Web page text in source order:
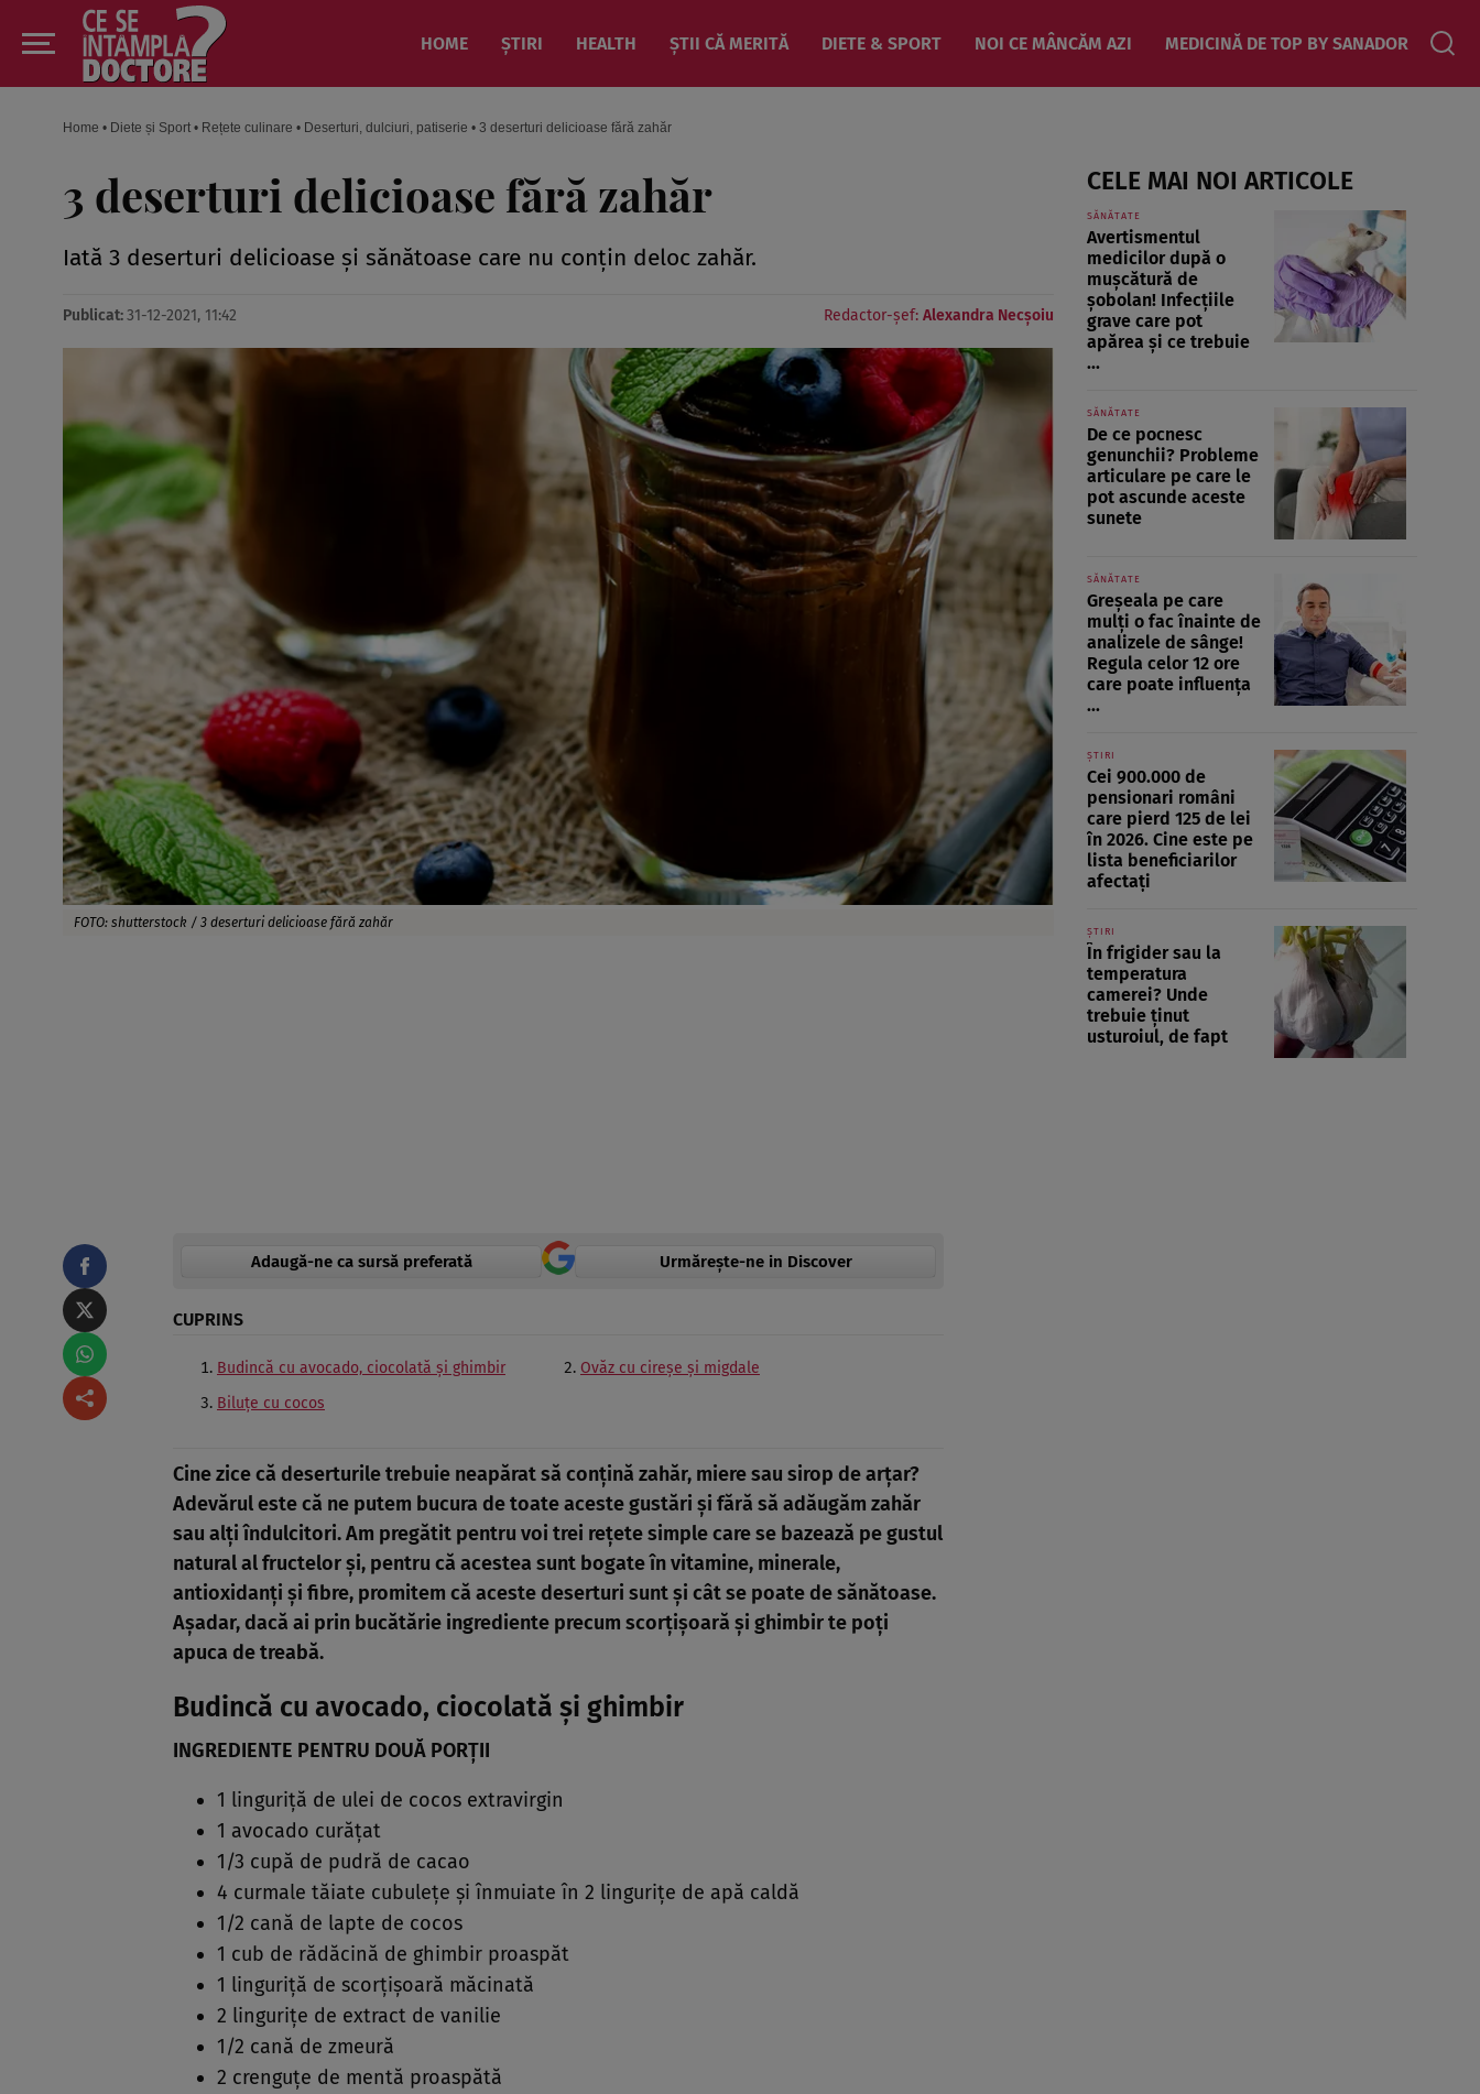
HOME ȘTIRI HEALTH ȘTII CĂ MERITĂ DIETE & SPORT NOI CE MÂNCĂM AZI MEDICINĂ DE TOP BY SANADOR
Home • Diete și Sport • Rețete culinare • Deserturi, dulciuri, patiserie • 3 deserturi delicioase fără zahăr
3 deserturi delicioase fără zahăr
Iată 3 deserturi delicioase şi sănătoase care nu conţin deloc zahăr.
Publicat:31-12-2021, 11:42 Redactor-șef: Alexandra Necșoiu
FOTO: shutterstock / 3 deserturi delicioase fără zahăr
Adaugă-ne ca sursă preferată Urmărește-ne in Discover
CUPRINS
Budincă cu avocado, ciocolată şi ghimbir
Ovăz cu cireşe şi migdale
Biluţe cu cocos
Cine zice că deserturile trebuie neapărat să conţină zahăr, miere sau sirop de arţar?
Adevărul este că ne putem bucura de toate aceste gustări şi fără să adăugăm zahăr
sau alţi îndulcitori. Am pregătit pentru voi trei reţete simple care se bazează pe gustul
natural al fructelor şi, pentru că acestea sunt bogate în vitamine, minerale,
antioxidanţi şi fibre, promitem că aceste deserturi sunt şi cât se poate de sănătoase.
Aşadar, dacă ai prin bucătărie ingrediente precum scorţişoară şi ghimbir te poţi
apuca de treabă.
Budincă cu avocado, ciocolată şi ghimbir
INGREDIENTE PENTRU DOUĂ PORŢII
1 linguriţă de ulei de cocos extravirgin
1 avocado curăţat
1/3 cupă de pudră de cacao
4 curmale tăiate cubuleţe şi înmuiate în 2 linguriţe de apă caldă
1/2 cană de lapte de cocos
1 cub de rădăcină de ghimbir proaspăt
1 linguriţă de scorţişoară măcinată
2 linguriţe de extract de vanilie
1/2 cană de zmeură
2 crenguţe de mentă proaspătă
CELE MAI NOI ARTICOLE
SĂNĂTATE
Avertismentul
medicilor după o
mușcătură de
șobolan! Infecțiile
grave care pot
apărea și ce trebuie
...
SĂNĂTATE
De ce pocnesc
genunchii? Probleme
articulare pe care le
pot ascunde aceste
sunete
SĂNĂTATE
Greșeala pe care
mulți o fac înainte de
analizele de sânge!
Regula celor 12 ore
care poate influența
...
ȘTIRI
Cei 900.000 de
pensionari români
care pierd 125 de lei
în 2026. Cine este pe
lista beneficiarilor
afectați
ȘTIRI
În frigider sau la
temperatura
camerei? Unde
trebuie ținut
usturoiul, de fapt